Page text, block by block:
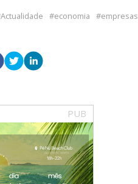
Actualidade economia empresas
PUB